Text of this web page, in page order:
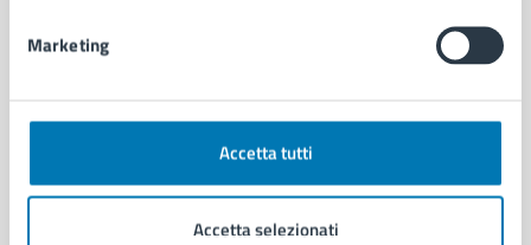
Marketing
Accetta tutti
Accetta selezionati
AMMINISTRAZIONE
Organi di governo
Enti e fondazioni